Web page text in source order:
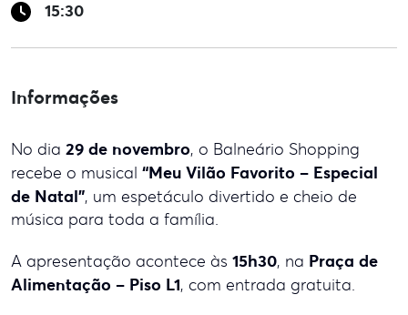
15:30
Informações
No dia 29 de novembro, o Balneário Shopping
recebe o musical “Meu Vilão Favorito – Especial
de Natal”, um espetáculo divertido e cheio de
música para toda a família.
A apresentação acontece às 15h30, na Praça de
Alimentação – Piso L1, com entrada gratuita.